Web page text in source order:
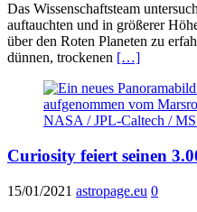
Das Wissenschaftsteam
auftauchten und in größerer
über den Roten Planeten zu
dünnen, trockenen […]
Curiosity feiert seinen
15/01/2021 astropage.eu 0